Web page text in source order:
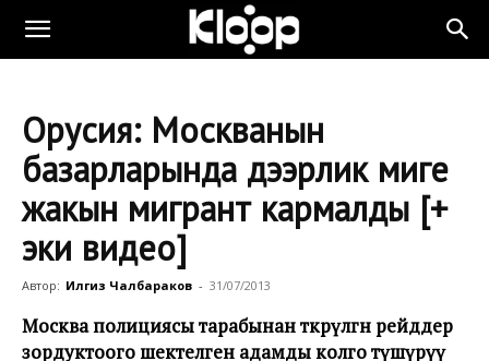
Орусия: Москванын
базарларында дээрлик миңге
жакын мигрант кармалды [+
эки видео]
Автор: Илгиз Чалбараков - 31/07/2013
Москва полициясы тарабынан өткөрүлгөн рейддер
зордуктоого шектелген адамды колго түшүрүү